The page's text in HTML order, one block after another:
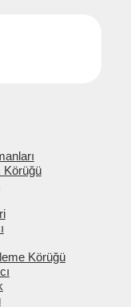
Körüğü
Körüğü